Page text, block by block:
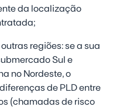
da localização
regiões: se a sua
Sul e
no Nordeste, o
de PLD entre
(chamadas de risco